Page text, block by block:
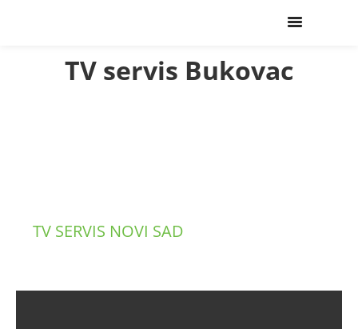
TV servis Bukovac
TV SERVIS NOVI SAD